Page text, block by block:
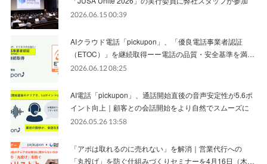
2026.06.15 00:39
AIクラウド電話「pickupon」、「優良電話事業者認証
（ETOC）」を継続取得ーー電話の品質・安全基準を満…
2026.06.12 08:25
AI電話「pickupon」、通話開始直後の音声安定性が5.6ポ
イント向上｜顧客との会話開始をより自然でスムーズに
2026.05.26 13:58
「アポは取れるのに売れない」を解消｜営業代行への
「丸投げ」を防ぐ仕組みづくりセミナーを4月16日（木…